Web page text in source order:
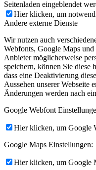
Seitenladen eingeblendet
Hier klicken, um
Andere externe Dienste
Wir nutzen auch
Webfonts, Google Maps
Anbieter möglicherweise
speichern, können Sie diese
dass eine Deaktivierung
Aussehen unserer Webseite
Änderungen werden nach
Google Webfont
Hier klicken, um Google
Google Maps Einstellungen:
Hier klicken, um Google